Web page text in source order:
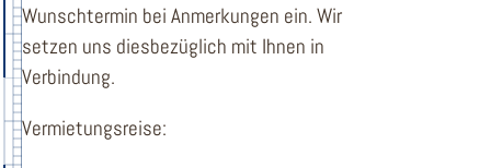
Wunschtermin bei Anmerkungen ein. Wir
setzen uns diesbezüglich mit Ihnen in
Verbindung.
Vermietungsreise: